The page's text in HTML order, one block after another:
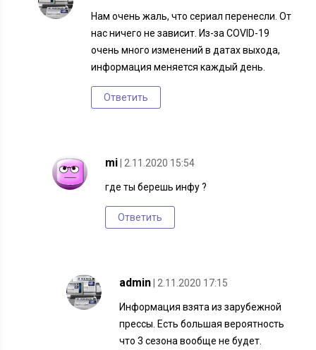
Нам очень жаль, что сериал перенесли. От
нас ничего не зависит. Из-за COVID-19
очень много изменений в датах выхода,
информация меняется каждый день.
Ответить
mi | 2.11.2020 15:54
где ты берешь инфу ?
Ответить
admin | 2.11.2020 17:15
Информация взята из зарубежной
прессы. Есть большая вероятность
что 3 сезона вообще не будет.